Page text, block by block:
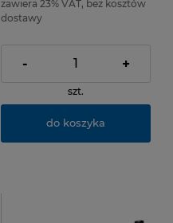
zawiera 23% VAT, bez kosztów
dostawy
- +
szt.
do koszyka